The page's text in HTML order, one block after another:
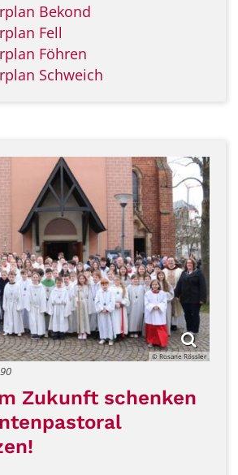
Bekond
Fell
Föhren
Schweich
© Rosane Rössler
Zukunft schenken